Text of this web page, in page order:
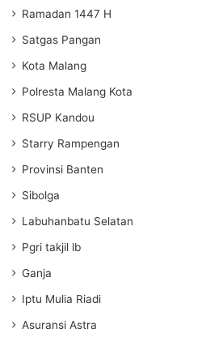
Ramadan 1447 H
Satgas Pangan
Kota Malang
Polresta Malang Kota
RSUP Kandou
Starry Rampengan
Provinsi Banten
Sibolga
Labuhanbatu Selatan
Pgri takjil lb
Ganja
Iptu Mulia Riadi
Asuransi Astra